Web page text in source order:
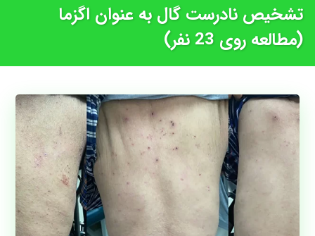
تشخیص نادرست گال به عنوان اگزما
(مطالعه روی 23 نفر)